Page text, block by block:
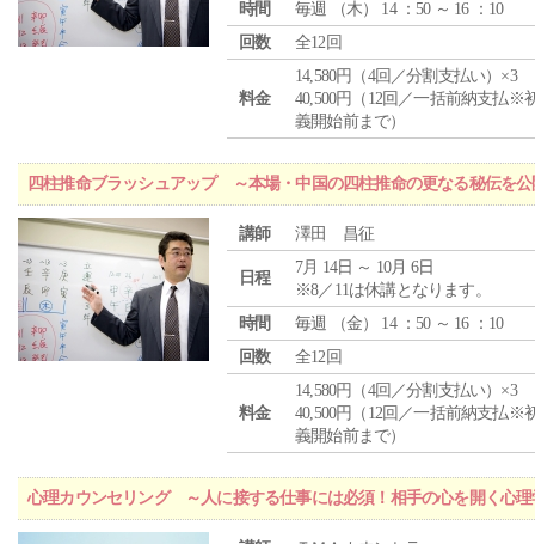
時間
毎週 （木） 14 ：50 ～ 16 ：10
回数
全12回
料金
14,580円（4回／分割支払い）×3
40,500円（12回／一括前納支払※
義開始前まで）
四柱推命ブラッシュアップ ～本場・中国の四柱推命の更なる秘伝を
講師 澤田 昌征
日程
7月 14日 ～ 10月 6日
※8／11は休講となります。
時間
毎週 （金） 14 ：50 ～ 16 ：10
回数
全12回
料金
14,580円（4回／分割支払い）×3
40,500円（12回／一括前納支払※
義開始前まで）
心理カウンセリング ～人に接する仕事には必須！相手の心を開く心理